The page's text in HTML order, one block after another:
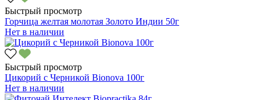
Быстрый просмотр
Горчица желтая молотая Золото Индии 50г
Нет в наличии
Быстрый просмотр
Цикорий с Черникой Bionova 100г
Нет в наличии